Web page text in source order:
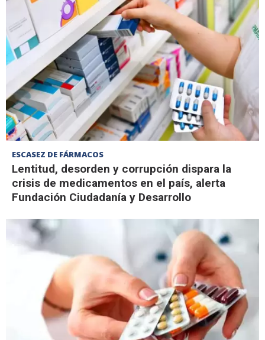
ESCASEZ DE FÁRMACOS
Lentitud, desorden y corrupción dispara la
crisis de medicamentos en el país, alerta
Fundación Ciudadanía y Desarrollo